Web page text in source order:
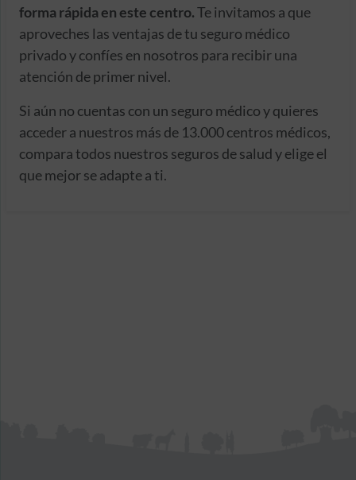
forma rápida en este centro.Te invitamos a que
aproveches las ventajas de tu seguro médico
privado y confíes en nosotros para recibir una
atención de primer nivel.
Si aún no cuentas con un seguro médico y quieres
acceder a nuestros más de 13.000 centros médicos,
compara todos nuestros seguros de salud y elige el
que mejor se adapte a ti.